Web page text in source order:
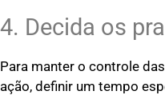
4. Decida os
Para manter o controle
ação, definir um tempo